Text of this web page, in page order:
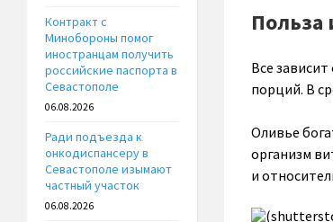
Польза
Все
порций. В
Оливье
организм
и
Контракт с
Минобороны помог
иностранцам получить
российские паспорта в
Севастополе
06.08.2026
Ради подъезда к
онкодиспансеру в
Севастополе изымают
частный участок
06.08.2026